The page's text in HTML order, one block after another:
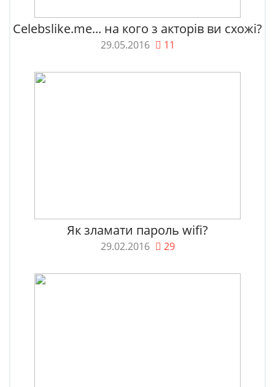
Celebslike.me... на кого з акторів ви схожі?
29.05.2016 11
Як зламати пароль wifi?
29.02.2016 29